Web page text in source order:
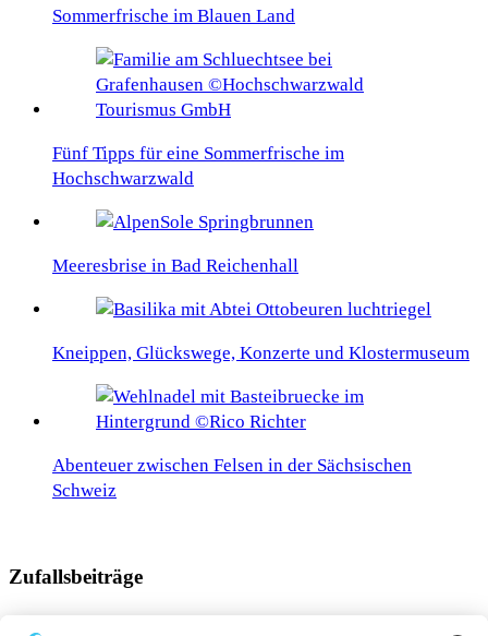
Sommerfrische im Blauen Land
Fünf Tipps für eine Sommerfrische im
Hochschwarzwald
Meeresbrise in Bad Reichenhall
Kneippen, Glückswege, Konzerte und Klostermuseum
Abenteuer zwischen Felsen in der Sächsischen
Schweiz
Zufallsbeiträge